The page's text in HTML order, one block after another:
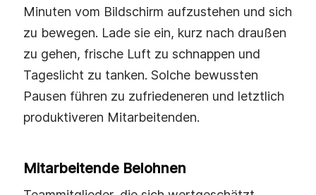
Minuten vom Bildschirm aufzustehen und sich
zu bewegen. Lade sie ein, kurz nach draußen
zu gehen, frische Luft zu schnappen und
Tageslicht zu tanken. Solche bewussten
Pausen führen zu zufriedeneren und letztlich
produktiveren Mitarbeitenden.
Mitarbeitende Belohnen